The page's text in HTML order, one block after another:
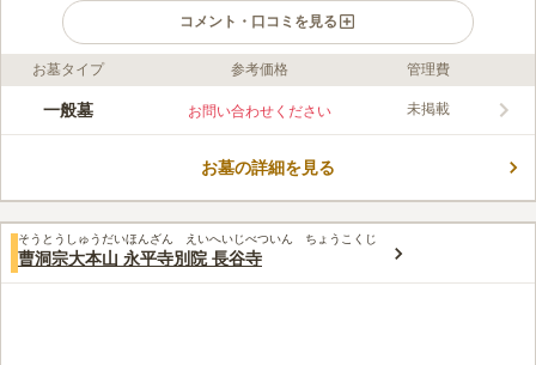
コメント・口コミを見る
口コミ評価
この霊園はまだ誰からも評価されていません。
お墓タイプ 参考価格 管理費
一般墓 お問い合わせください 未掲載
お墓の詳細を見る
そうとうしゅうだいほんざん えいへいじべついん ちょうこくじ
曹洞宗大本山 永平寺別院 長谷寺